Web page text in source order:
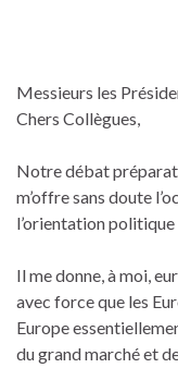
Messieurs les
Chers Collègues,
Notre débat
m’offre sans doute
l’orientation
Il me donne, à moi,
avec force que les
Europe
du grand marché et